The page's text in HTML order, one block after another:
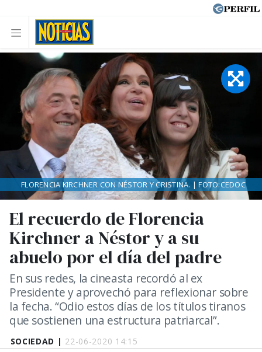
SOCIEDAD | 22-06-2020 14:15
El recuerdo de Florencia
Kirchner a Néstor y a su
abuelo por el día del padre
En sus redes, la cineasta recordó al ex
Presidente y aprovechó para reflexionar sobre
la fecha. “Odio estos días de los títulos tiranos
que sostienen una estructura patriarcal”.
FLORENCIA KIRCHNER CON NÉSTOR Y CRISTINA. | FOTO:CEDOC